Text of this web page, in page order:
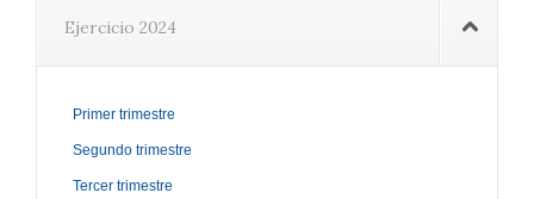
Ejercicio 2024
Primer trimestre
Segundo trimestre
Tercer trimestre